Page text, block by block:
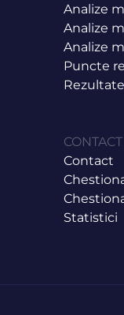
Analize
Analize
Analize
Puncte
CONTACT
Contact
Statistici